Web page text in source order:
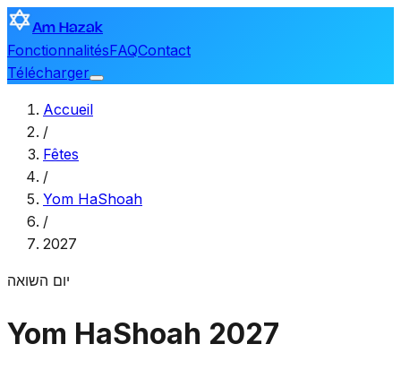
Am Hazak
FonctionnalitésFAQContact
Télécharger
Accueil
/
Fêtes
/
Yom HaShoah
/
2027
יום השואה
Yom HaShoah 2027